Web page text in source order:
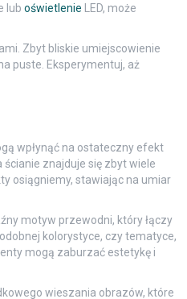
lub oświetlenie LED, może
Zbyt bliskie umiejscowienie
puste. Eksperymentuj, aż
wpłynąć na ostateczny efekt
ścianie znajduje się zbyt wiele
osiągniemy, stawiając na umiar
motyw przewodni, który łączy
kolorystyce, czy tematyce,
mogą zaburzać estetykę i
wieszania obrazów, które